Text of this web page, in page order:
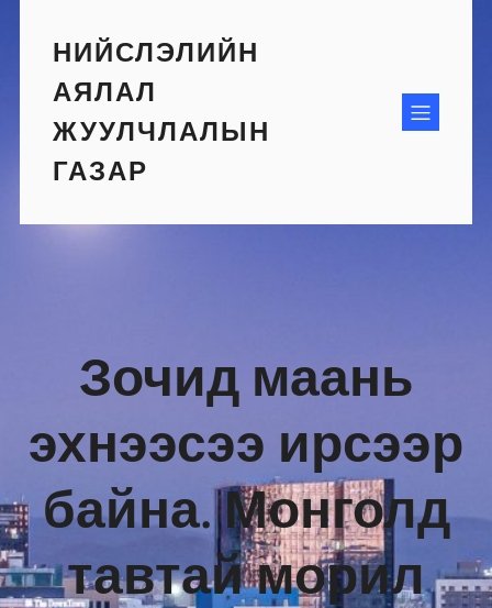
contentНИЙСЛЭЛИЙН
АЯЛАЛ
ЖУУЛЧЛАЛЫН
ГАЗАР
Зочид маань
эхнээсээ ирсээр
байна. Монголд
тавтай морил